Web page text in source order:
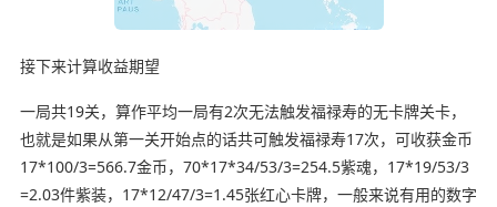
接下来计算收益期望
一局共19关，算作平均一局有2次无法触发福禄寿的无卡牌关卡，
也就是如果从第一关开始点的话共可触发福禄寿17次，可收获金币
17*100/3=566.7金币，70*17*34/53/3=254.5紫魂，17*19/53/3
=2.03件紫装，17*12/47/3=1.45张红心卡牌，一般来说有用的数字